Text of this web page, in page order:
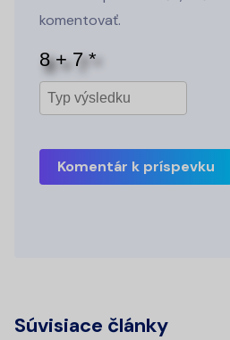
komentovať.
Komentár k príspevku
Súvisiace články